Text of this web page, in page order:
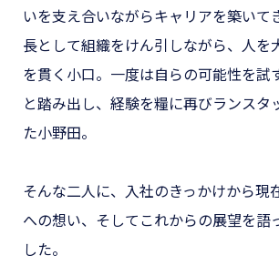
いを支え合いながらキャリアを築いて
長として組織をけん引しながら、人を
を貫く小口。一度は自らの可能性を試
と踏み出し、経験を糧に再びランスタ
た小野田。
そんな二人に、入社のきっかけから現
への想い、そしてこれからの展望を語
した。